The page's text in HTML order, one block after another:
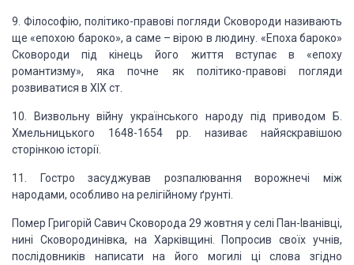
9. Філософію, політико-правові погляди Сковороди називають
ще «епохою бароко», а саме – вірою в людину. «Епоха бароко»
Сковороди під кінець його життя вступає в «епоху
романтизму», яка почне як політико-правові погляди
розвиватися в XIX ст.
10. Визвольнувійну українського народу під приводом Б.
Хмельницького 1648-1654 рр. називає найяскравішою
сторінкою історії.
11. Гостро засуджував розпалювання ворожнечі між
народами, особливо на релігійному ґрунті.
Помер Григорій Савич Сковорода 29 жовтня у селі Пан-Іванівці,
нині Сковородинівка, на Харківщині. Попросив своїх учнів,
послідовників написати на його могилі ці слова згідно